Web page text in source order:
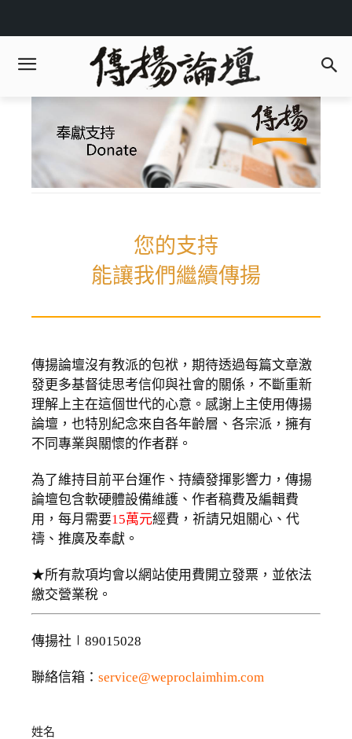
您的支持
能讓我們繼續傳揚
傳揚論壇沒有教派的包袱，期待透過每篇文章激
發更多基督徒思考信仰與社會的關係，不斷重新
理解上主在這個世代的心意。感謝上主使用傳揚
論壇，也特別紀念來自各年齡層、各宗派，擁有
不同專業與關懷的作者群。
為了維持目前平台運作、持續發揮影響力，傳揚
論壇包含軟硬體設備維護、作者稿費及編輯費
用，每月需要15萬元經費，祈請兄姐關心、代
禱、推廣及奉獻。
★所有款項均會以網站使用費開立發票，並依法
繳交營業稅。
傳揚社∣89015028
聯絡信箱：service@weproclaimhim.com
姓名